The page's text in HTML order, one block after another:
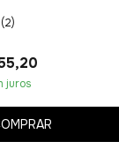
(2)
juros